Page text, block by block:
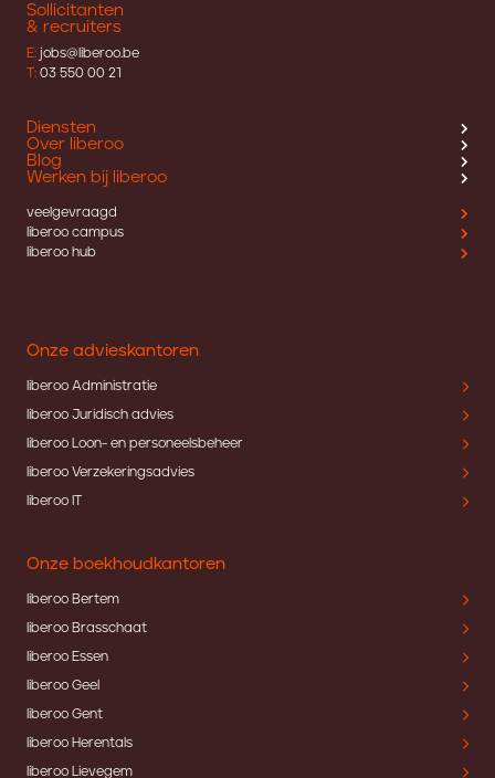
Sollicitanten
& recruiters
E: jobs@liberoo.be
T: 03 550 00 21
Diensten
Over liberoo
Blog
Werken bij liberoo
veelgevraagd
liberoo campus
liberoo hub
Onze advieskantoren
liberoo Administratie
liberoo Juridisch advies
liberoo Loon- en personeelsbeheer
liberoo Verzekeringsadvies
liberoo IT
Onze boekhoudkantoren
liberoo Bertem
liberoo Brasschaat
liberoo Essen
liberoo Geel
liberoo Gent
liberoo Herentals
liberoo Lievegem